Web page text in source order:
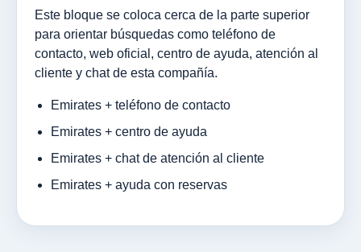
Este bloque se coloca cerca de la parte superior
para orientar búsquedas como teléfono de
contacto, web oficial, centro de ayuda, atención al
cliente y chat de esta compañía.
Emirates + teléfono de contacto
Emirates + centro de ayuda
Emirates + chat de atención al cliente
Emirates + ayuda con reservas